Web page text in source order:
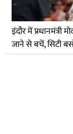
इंदौर में प्रधानमंत्री
जाने से बचें, सिटी